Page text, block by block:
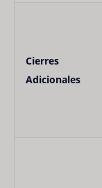
Cierres
Adicionales